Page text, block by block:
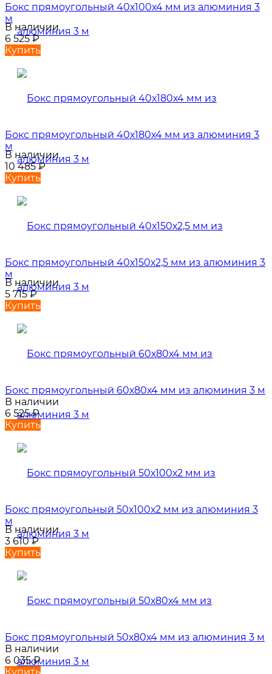
Бокс прямоугольный 40х100х4 мм из алюминия 3
м
В наличии
6 525₽
Купить
Бокс прямоугольный 40х180х4 мм из алюминия 3
м
В наличии
10 485₽
Купить
Бокс прямоугольный 40х150х2,5 мм из алюминия 3
м
В наличии
5 715₽
Купить
Бокс прямоугольный 60х80х4 мм из алюминия 3 м
В наличии
6 525₽
Купить
Бокс прямоугольный 50х100х2 мм из алюминия 3
м
В наличии
3 610₽
Купить
Бокс прямоугольный 50х80х4 мм из алюминия 3 м
В наличии
6 035₽